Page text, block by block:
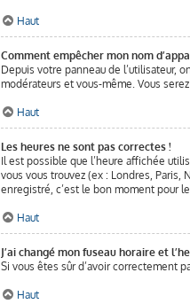
Haut
Comment empêcher mon nom
Depuis votre panneau de l’utilisateur,
modérateurs et vous-même. Vous
Haut
Les heures ne sont pas correctes !
Il est possible que l’heure affichée
vous vous trouvez (ex : Londres, Paris,
enregistré, c’est le bon moment pour
Haut
J’ai changé mon fuseau horaire et
Si vous êtes sûr d’avoir correctement
Haut